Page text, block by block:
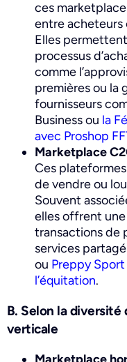
ces
entre acheteurs
Elles
processus
comme
premières ou la
fournisseurs
Business ou la
avec Proshop
Marketplace
Ces
de vendre ou
Souvent
elles offrent
transactions de
services
ou Preppy
l’équitation.
B. Selon la diversité
verticale